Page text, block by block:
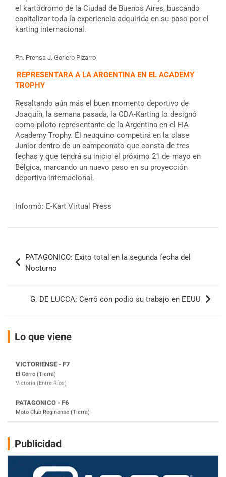
el kartódromo de la Ciudad de Buenos Aires, buscando
capitalizar toda la experiencia adquirida en su paso por el
karting internacional.
Ph. Prensa J. Gorlero Pizarro
REPRESENTARA A LA ARGENTINA EN EL ACADEMY
TROPHY
Resaltando aún más el buen momento deportivo de
Joaquín, la semana pasada, la CDA-Karting lo designó
como piloto representante de la Argentina en el FIA
Academy Trophy. El neuquino competirá en la clase
Junior dentro de un campeonato que consta de tres
fechas y que tendrá su inicio el próximo 21 de mayo en
Bélgica, marcando un nuevo paso en su proyección
deportiva internacional.
Informó: E-Kart Virtual Press
de
entradas
PATAGONICO: Exito total en la segunda fecha del
Nocturno
G. DE LUCCA: Cerró con podio su trabajo en EEUU
Lo que viene
08/09-AGO
IAME SERIES ARGENTINA 6
KDO - F6
Trenque Lauquen (Buenos Aires)
ENTRERRIANO - F6 (POSTERGADA)
Parque de la Velocidad (Asfalto)
VICTORIENSE - F7
Victoria (Entre Ríos)
PATAGONICO - F6
Gral. E. Godoy (Río Negro)
CSK - F7
Humboldt (Santa Fe)
NORESTE SANTAFESINO - F6
Ciudad de Avellaneda (Asfalto)
Publicidad